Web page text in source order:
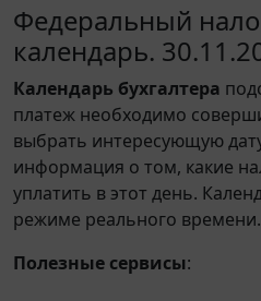
Федеральный
календарь.
Календарь бухгалтера
платеж необходимо
выбрать интересующую
информация о том, какие
уплатить в этот день.
режиме реального времени.
Полезные сервисы: